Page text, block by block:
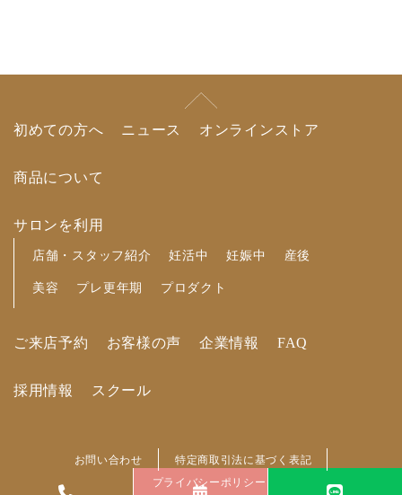
初めての方へ ニュース オンラインストア
商品について
サロンを利用
店舗・スタッフ紹介
妊活中 妊娠中 産後
美容 プレ更年期 プロダクト
ご来店予約 お客様の声 企業情報 FAQ
採用情報 スクール
お問い合わせ
特定商取引法に基づく表記
プライバシーポリシー